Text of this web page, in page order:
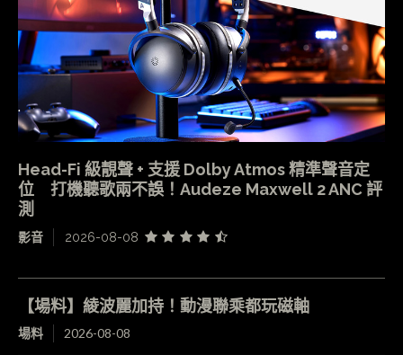
Head-Fi 級靚聲 + 支援 Dolby Atmos 精準聲音定
位 打機聽歌兩不誤！Audeze Maxwell 2 ANC 評
測
影音 2026-08-08
【場料】綾波麗加持！動漫聯乘都玩磁軸
場料 2026-08-08